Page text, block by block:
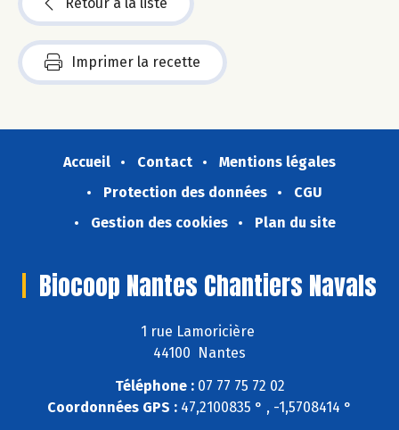
Imprimer la recette
Accueil Contact
Mentions légales
Protection des données
CGU
Gestion des cookies
Plan du site
Biocoop Nantes Chantiers Navals
1 rue Lamoricière
44100 Nantes
Téléphone :07 77 75 72 02
Coordonnées GPS : 47,2100835 ° , -1,5708414 °